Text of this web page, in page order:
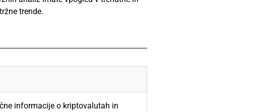
trende.
informacije o kriptovalutah in